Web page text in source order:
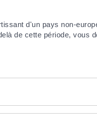
d'un pays non-
de cette période, vous